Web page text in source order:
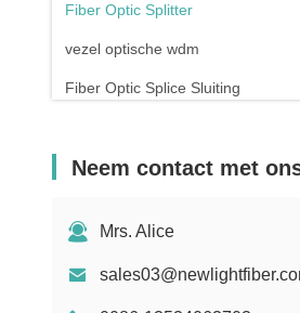
Fiber Optic Splitter
vezel optische wdm
Fiber Optic Splice Sluiting
Rj45 patch panel
Drone met glasvezel
Schakelaar en stopcontact
Neem contact met
Mrs. Alice